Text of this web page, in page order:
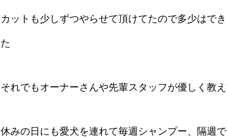
カットも少しずつやらせて頂けてたので多少はで
た
それでもオーナーさんや先輩スタッフが優しく教
休みの日にも愛犬を連れて毎週シャンプー、隔週